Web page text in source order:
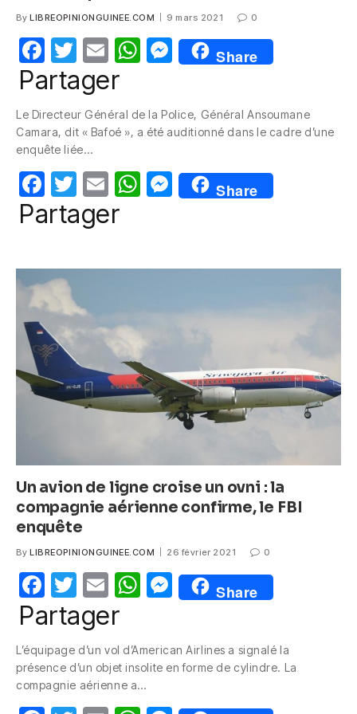
By LIBREOPINIONGUINEE.COM 9 mars 2021 0
F
a
e
b
o
o
k
T
w
itt
er
E
m
W
s
p
p
M
e
e
g
er
Share
Partager
Le Directeur Général de la Police, Général Ansoumane
Camara, dit « Bafoé », a été auditionné dans le cadre d’une
enquête liée…
F
a
e
b
o
o
k
T
w
itt
er
E
m
W
s
p
p
M
e
e
g
Share
Partager
Un avion de ligne croise un ovni : la
compagnie aérienne confirme, le FBI
enquête
By LIBREOPINIONGUINEE.COM 26 février 2021 0
F
a
e
b
T
w
itt
er
E
m
W
s
A
M
e
e
Share
Partager
L’équipage d’un vol d’American Airlines a signalé la
présence d’un objet insolite en forme de cylindre. La
compagnie aérienne a…